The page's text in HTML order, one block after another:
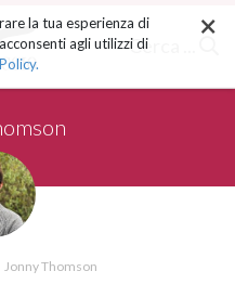
Cerca ... ×
la tua esperienza di
agli utilizzi di
Jonny Thomson